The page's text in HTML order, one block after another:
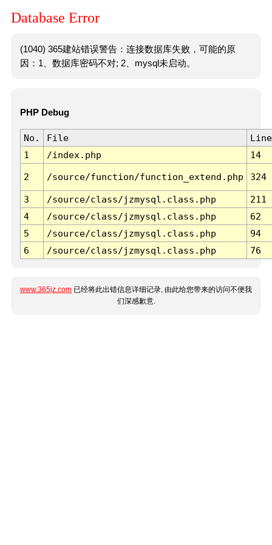
Database Error
(1040) 365建站错误警告：连接数据库失败，可能的原
因：1、数据库密码不对; 2、mysql未启动。
PHP Debug
No. File
Line
1
/index.php 14
2 /source/function/function_extend.php 324
3 /source/class/jzmysql.class.php
211
4
/source/class/jzmysql.class.php
62
5
/source/class/jzmysql.class.php
94
6
/source/class/jzmysql.class.php 76
www.365jz.com 已经将此出错信息详细记录, 由此给您带来的访问不便我
们深感歉意.